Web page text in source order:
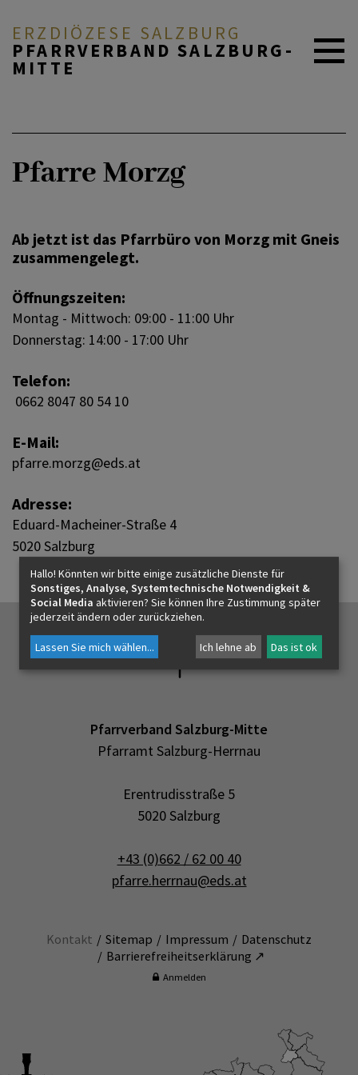
ERZDIÖZESE SALZBURG
PFARRVERBAND SALZBURG-
MITTE
ÜBER UNS
DURCH DAS LEBEN
MITEINANDER BETEN
PFARRLEBEN
ICH MÖCHTE
INNEHALTEN
KONTAKT
Pfarre Gneis
Pfarre Herrnau
Pfarre Leopoldskron-Moos
Pfarre Morzg
Ab jetzt ist das Pfarrbüro von Morzg mit Gneis
zusammengelegt.
Öffnungszeiten:
Montag - Mittwoch: 09:00 - 11:00 Uhr
Donnerstag: 14:00 - 17:00 Uhr
Telefon:
0662 8047 80 54 10
E-Mail:
pfarre.morzg@eds.at
Adresse:
Eduard-Macheiner-Straße 4
5020 Salzburg
Pfarrverband Salzburg-Mitte
Pfarramt Salzburg-Herrnau
Erentrudisstraße 5
5020 Salzburg
+43 (0)662 / 62 00 40
pfarre.herrnau@eds.at
Kontakt Sitemap Impressum
Datenschutz
Barrierefreiheitserklärung ↗
Anmelden
Hallo! Könnten wir bitte einige zusätzliche Dienste für
Sonstiges, Analyse, Systemtechnische Notwendigkeit &
Social Media aktivieren? Sie können Ihre Zustimmung später
jederzeit ändern oder zurückziehen.
Lassen Sie mich wählen... Ich lehne ab Das ist ok